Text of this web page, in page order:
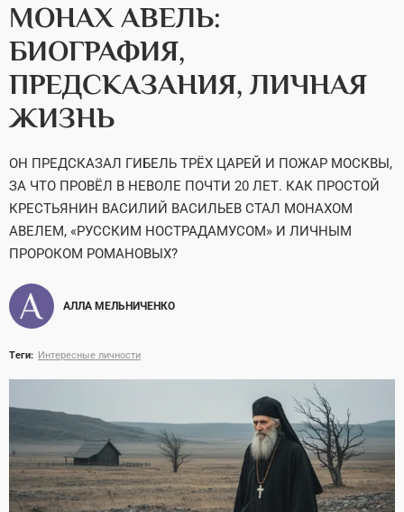
МОНАХ АВЕЛЬ:
БИОГРАФИЯ,
ПРЕДСКАЗАНИЯ, ЛИЧНАЯ
ЖИЗНЬ
ОН ПРЕДСКАЗАЛ ГИБЕЛЬ ТРЁХ ЦАРЕЙ И ПОЖАР МОСКВЫ,
ЗА ЧТО ПРОВЁЛ В НЕВОЛЕ ПОЧТИ 20 ЛЕТ. КАК ПРОСТОЙ
КРЕСТЬЯНИН ВАСИЛИЙ ВАСИЛЬЕВ СТАЛ МОНАХОМ
АВЕЛЕМ, «РУССКИМ НОСТРАДАМУСОМ» И ЛИЧНЫМ
ПРОРОКОМ РОМАНОВЫХ?
АЛЛА МЕЛЬНИЧЕНКО
Теги: Интересные личности